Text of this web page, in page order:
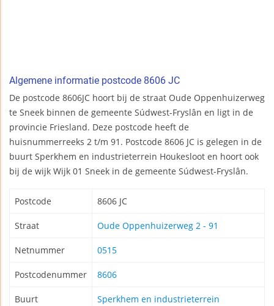
Algemene informatie postcode 8606 JC
De postcode 8606JC hoort bij de straat Oude Oppenhuizerweg
te Sneek binnen de gemeente Súdwest-Fryslân en ligt in de
provincie Friesland. Deze postcode heeft de
huisnummerreeks 2 t/m 91. Postcode 8606 JC is gelegen in de
buurt Sperkhem en industrieterrein Houkesloot en hoort ook
bij de wijk Wijk 01 Sneek in de gemeente Súdwest-Fryslân.
Postcode 8606 JC
Straat Oude Oppenhuizerweg 2 - 91
Netnummer 0515
Postcodenummer 8606
Buurt
Sperkhem en industrieterrein